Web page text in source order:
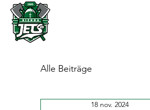
Alle Beiträge
18 nov. 2024